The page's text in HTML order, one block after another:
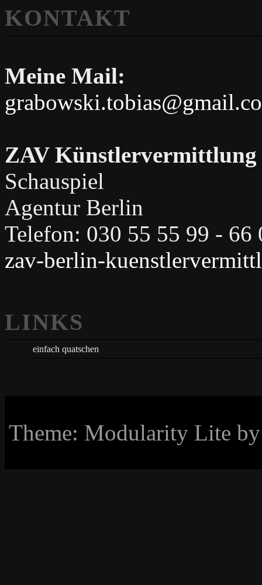
KONTAKT
Meine Mail:
ZAV Künstlervermittlung
Schauspiel
Agentur Berlin
Telefon: 030 55 55 99 - 66
zav-berlin-
LINKS
einfach quatschen
Theme: Modularity Lite